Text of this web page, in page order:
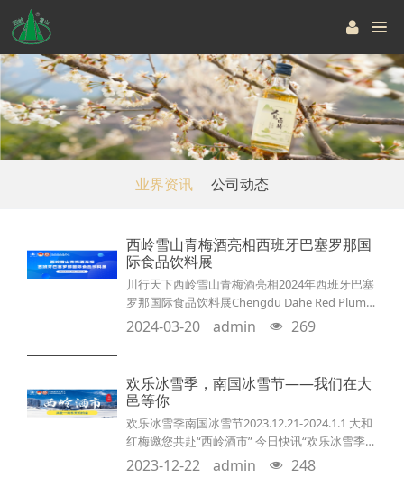
业界资讯 公司动态
西岭雪山青梅酒亮相西班牙巴塞罗那国
际食品饮料展
川行天下西岭雪山青梅酒亮相2024年西班牙巴塞
罗那国际食品饮料展Chengdu Dahe Red Plum
Wine Co.,LtdAlimentaria Barcelona2024年3月
五粮液、沱牌舍得、剑南春、川酒集团等5家川
酒企业组团参展。本次活动以“川行天下·川酒链
全球”为主题，由四川省商务厅指
2024-03-20 admin 269
欢乐冰雪季，南国冰雪节——我们在大
邑等你
欢乐冰雪季南国冰雪节2023.12.21-2024.1.1 大和
红梅邀您共赴“西岭酒市” 今日快讯“欢乐冰雪季
南国冰雪节”，此次活动包括2023成都冬季冰雪
2023-12-22 admin 248